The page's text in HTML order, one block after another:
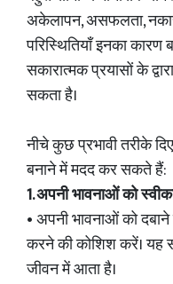
अकेलापन, असफलता,
परिस्थितियाँ इनका
सकारात्मक प्रयासों के
सकता है।
नीचे कुछ प्रभावी तरीके
बनाने में मदद कर सकते हैं:
1. अपनी भावनाओं को
• अपनी भावनाओं को
करने की कोशिश करें। यह
जीवन में आता है।